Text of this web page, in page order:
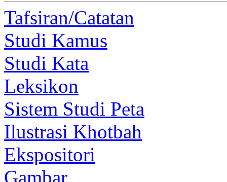
Tafsiran/Catatan
Studi Kamus
Studi Kata
Leksikon
Sistem Studi Peta
Ilustrasi Khotbah
Ekspositori
Gambar